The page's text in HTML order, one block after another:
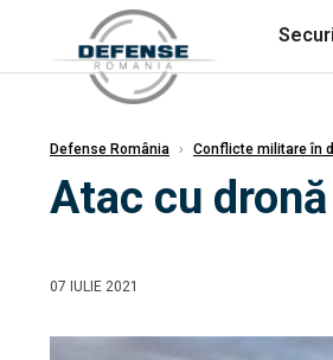
Defense România › Conflicte militare în
Atac cu
07 IULIE 2021